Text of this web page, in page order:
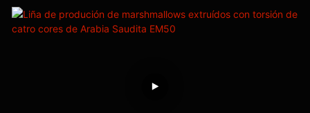
sobre como operala. A liña Yinrich ofrece un servizo posvenda
profesional, na fábrica do cliente ou en liña. O noso técnico pode